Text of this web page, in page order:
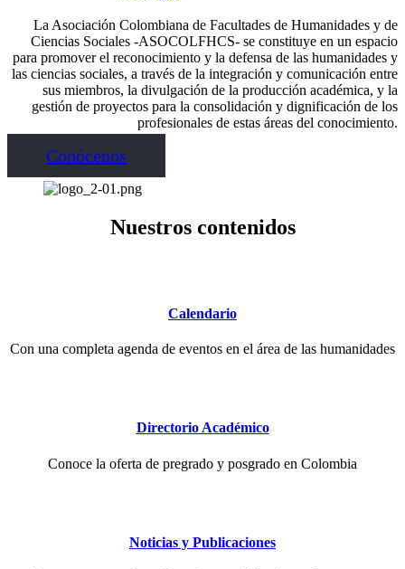
La Asociación Colombiana de Facultades de Humanidades y de
Ciencias Sociales -ASOCOLFHCS- se constituye en un espacio
para promover el reconocimiento y la defensa de las humanidades y
las ciencias sociales, a través de la integración y comunicación entre
sus miembros, la divulgación de la producción académica, y la
gestión de proyectos para la consolidación y dignificación de los
profesionales de estas áreas del conocimiento.
Conócenos
Nuestros contenidos
Calendario
Con una completa agenda de eventos en el área de las humanidades
Directorio Académico
Conoce la oferta de pregrado y posgrado en Colombia
Noticias y Publicaciones